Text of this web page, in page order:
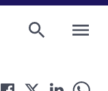
Jaa Twitterissä
Jaa